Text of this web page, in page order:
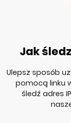
Jak
Ulepsz sposób
pomocą linku
śledź adres